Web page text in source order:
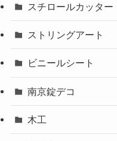
スチロールカッター
ストリングアート
ビニールシート
南京錠デコ
木工